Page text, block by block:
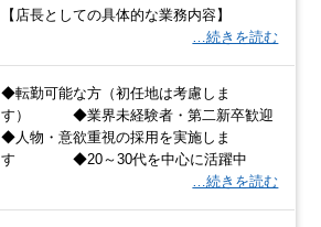
【店長としての具体的な業務内容】
…続きを読む
◆転勤可能な方（初任地は考慮しま
す） ◆業界未経験者・第二新卒歓迎
◆人物・意欲重視の採用を実施しま
す ◆20～30代を中心に活躍中
…続きを読む